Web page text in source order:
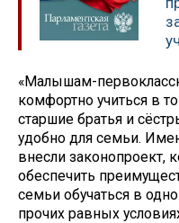
«Малышам-
комфортно учиться в
старшие братья и
удобно для семьи.
внесли законопроект,
обеспечить
семьи обучаться в
прочих равных